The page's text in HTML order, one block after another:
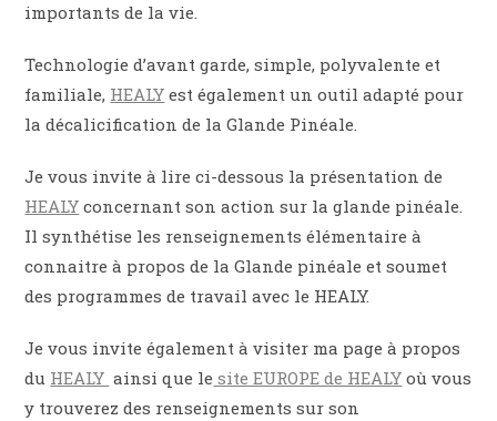
importants de la vie.
Technologie d’avant garde, simple, polyvalente et
familiale, HEALY est également un outil adapté pour
la décalicification de la Glande Pinéale.
Je vous invite à lire ci-dessous la présentation de
HEALY concernant son action sur la glande pinéale.
Il synthétise les renseignements élémentaire à
connaitre à propos de la Glande pinéale et soumet
des programmes de travail avec le HEALY.
Je vous invite également à visiter ma page à propos
du HEALY ainsi que le site EUROPE de HEALY où vous
y trouverez des renseignements sur son